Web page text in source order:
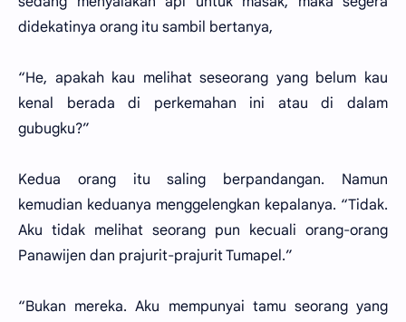
didekatinya orang itu sambil bertanya,
“He, apakah kau melihat seseorang yang belum kau
kenal berada di perkemahan ini atau di dalam
gubugku?”
Kedua orang itu saling berpandangan. Namun
kemudian keduanya menggelengkan kepalanya. “Tidak.
Aku tidak melihat seorang pun kecuali orang-orang
Panawijen dan prajurit-prajurit Tumapel.”
“Bukan mereka. Aku mempunyai tamu seorang yang